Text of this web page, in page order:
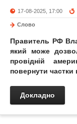
17-08-2025, 17:00
Слово
Правитель РФ
який може
провідній
повернути
Докладно